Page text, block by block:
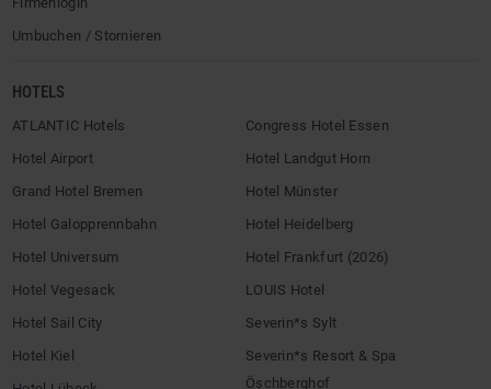
Umbuchen / Stornieren
HOTELS
ATLANTIC Hotels
Hotel Airport
Grand Hotel Bremen
Hotel Galopprennbahn
Hotel Universum
Hotel Vegesack
Hotel Sail City
Hotel Kiel
Congress Hotel Essen
Hotel Landgut Horn
Hotel Münster
Hotel Heidelberg
Hotel Frankfurt (2026)
LOUIS Hotel
Severin*s Sylt
Severin*s Resort & Spa
Öschberghof